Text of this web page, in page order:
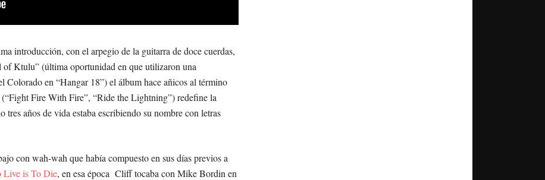
introducción, con el arpegio de la guitarra de doce cuerdas,
Ktulu” (última oportunidad en que utilizaron una
Colorado en “Hangar 18”) el álbum hace añicos al término
Fire With Fire”, “Ride the Lightning”) redefine la
tres años de vida estaba escribiendo su nombre con letras
con wah-wah que había compuesto en sus días previos a
Live is To Die, en esa época Cliff tocaba con Mike Bordin en